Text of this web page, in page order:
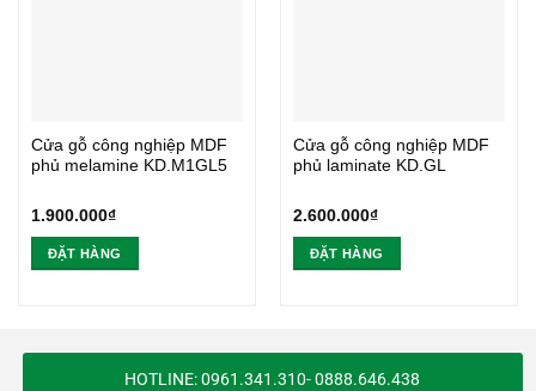
Cửa gỗ công nghiệp MDF
phủ melamine KD.M1GL5
1.900.000₫
ĐẶT HÀNG
Cửa gỗ công nghiệp MDF
phủ laminate KD.GL
2.600.000₫
ĐẶT HÀNG
HOTLINE: 0961.341.310- 0888.646.438